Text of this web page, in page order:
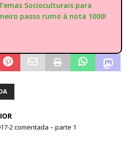
Socioculturais para
passo rumo à nota 1000!
2 comentada – parte 1